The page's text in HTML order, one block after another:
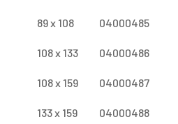
89 x 108 04000485
108 x 133 04000486
108 x 159 04000487
133 x 159 04000488